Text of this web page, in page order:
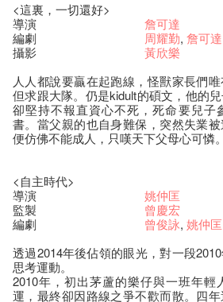
<這裏，一切還好>
導演
詹可達
編劇
周耀勤, 詹可達
攝影
黃欣樂
人人都說要贏在起跑線，怪獸家長們
但求跟大隊。仍是kidult的碩文，他的
卻堅持不報直資心不死，死命要兒子
書。當父親的也自身難保，突然失業
便仿佛不能成人，只嘆天下父母心可憐。
<自主時代>
導演
姚仲匡
監製
曾慶宏
編劇
曾俊詠, 姚仲匡
透過2014年後佔領的眼光，對一段
思考運動。
2010年，初出茅蘆的樂仔與一班年輕
運，最終卻因路線之爭不歡而散。四